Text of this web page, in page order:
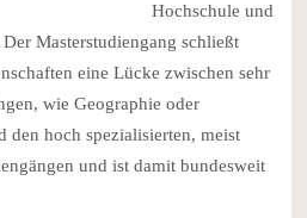
Hochschule und
Masterstudiengang schließt
eine Lücke zwischen sehr
wie Geographie oder
den hoch spezialisierten, meist
und ist damit bundesweit